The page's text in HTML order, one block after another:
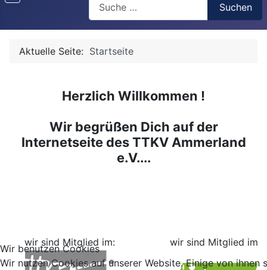
Suchen
Aktuelle Seite: Startseite
Herzlich Willkommen !
Wir begrüßen Dich auf der
Internetseite des TTKV Ammerland
e.V....
wir sind Mitglied im: wir sind Mitglied im:
Wir benutzen Cookies
Wir nutzen Cookies auf unserer Website. Einige von ihnen